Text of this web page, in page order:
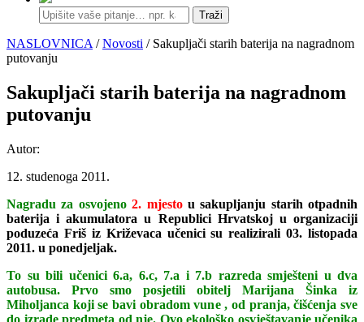
Traži
NASLOVNICA /Novosti / Sakupljači starih baterija na nagradnom
putovanju
Sakupljači starih baterija na nagradnom
putovanju
Autor:
12. studenoga 2011.
Nagradu za osvojeno2. mjestou sakupljanju starih otpadnih
baterija i akumulatora u Republici Hrvatskoj u organizaciji
poduzeća Friš iz Križevaca učenici su realizirali 03. listopada
2011. u ponedjeljak.
To su bili učenici 6.a, 6.c, 7.a i 7.b razreda smješteni u dva
autobusa. Prvo smo posjetili obitelj Marijana Šinka iz
Miholjanca koji se bavi obradom vune , od pranja, čišćenja sve
do izrade predmeta od nje. Ovo ekološko osvještavanje učenika